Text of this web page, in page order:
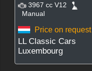
3967 cc V12
Manual
Price on request
LL Classic Cars
Luxembourg